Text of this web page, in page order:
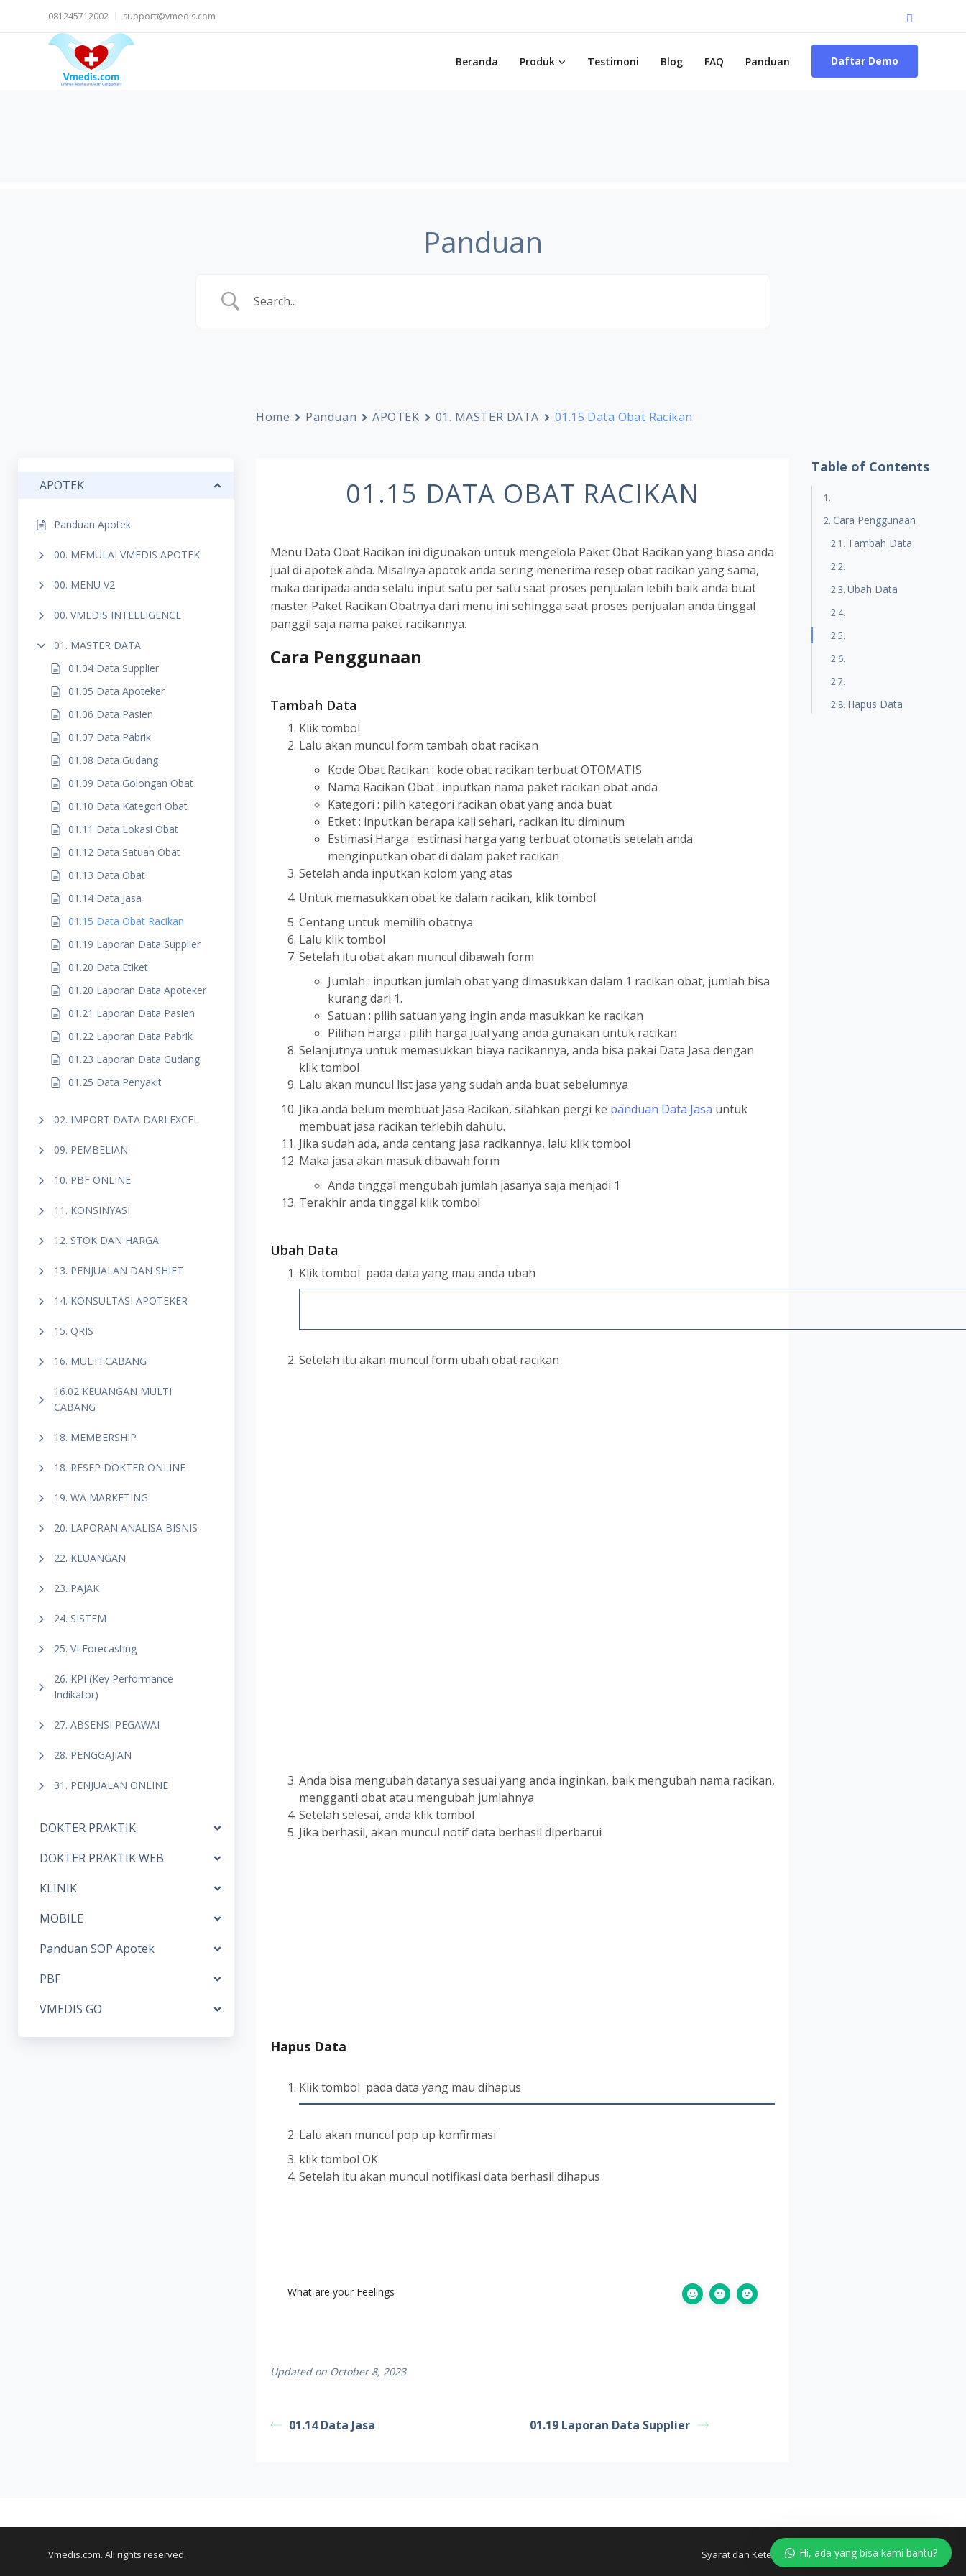
081245712002 support@vmedis.com
Beranda Produk Testimoni Blog FAQ Panduan Daftar Demo
Panduan
APOTEK
Panduan Apotek
00. MEMULAI VMEDIS APOTEK
00. MENU V2
00. VMEDIS INTELLIGENCE
01. MASTER DATA
01.04 Data Supplier
01.05 Data Apoteker
01.06 Data Pasien
01.07 Data Pabrik
01.08 Data Gudang
01.09 Data Golongan Obat
01.10 Data Kategori Obat
01.11 Data Lokasi Obat
01.12 Data Satuan Obat
01.13 Data Obat
01.14 Data Jasa
01.15 Data Obat Racikan
01.19 Laporan Data Supplier
01.20 Data Etiket
01.20 Laporan Data Apoteker
01.21 Laporan Data Pasien
01.22 Laporan Data Pabrik
01.23 Laporan Data Gudang
01.25 Data Penyakit
02. IMPORT DATA DARI EXCEL
09. PEMBELIAN
10. PBF ONLINE
11. KONSINYASI
12. STOK DAN HARGA
13. PENJUALAN DAN SHIFT
14. KONSULTASI APOTEKER
15. QRIS
16. MULTI CABANG
16.02 KEUANGAN MULTI
CABANG
18. MEMBERSHIP
18. RESEP DOKTER ONLINE
19. WA MARKETING
20. LAPORAN ANALISA BISNIS
22. KEUANGAN
23. PAJAK
24. SISTEM
25. VI Forecasting
26. KPI (Key Performance
Indikator)
27. ABSENSI PEGAWAI
28. PENGGAJIAN
31. PENJUALAN ONLINE
DOKTER PRAKTIK
DOKTER PRAKTIK WEB
KLINIK
MOBILE
Panduan SOP Apotek
PBF
VMEDIS GO
Home Panduan APOTEK 01. MASTER DATA 01.15 Data Obat Racikan
01.15 DATA OBAT RACIKAN
Menu Data Obat Racikan ini digunakan untuk mengelola Paket Obat Racikan yang biasa anda
jual di apotek anda. Misalnya apotek anda sering menerima resep obat racikan yang sama,
maka daripada anda selalu input satu per satu saat proses penjualan lebih baik anda buat
master Paket Racikan Obatnya dari menu ini sehingga saat proses penjualan anda tinggal
panggil saja nama paket racikannya.
Cara Penggunaan
Tambah Data
Klik tombol
Lalu akan muncul form tambah obat racikan
Kode Obat Racikan : kode obat racikan terbuat OTOMATIS
Nama Racikan Obat : inputkan nama paket racikan obat anda
Kategori : pilih kategori racikan obat yang anda buat
Etket : inputkan berapa kali sehari, racikan itu diminum
Estimasi Harga : estimasi harga yang terbuat otomatis setelah anda
menginputkan obat di dalam paket racikan
Setelah anda inputkan kolom yang atas
Untuk memasukkan obat ke dalam racikan, klik tombol
Centang untuk memilih obatnya
Lalu klik tombol
Setelah itu obat akan muncul dibawah form
Jumlah : inputkan jumlah obat yang dimasukkan dalam 1 racikan obat, jumlah bisa
kurang dari 1.
Satuan : pilih satuan yang ingin anda masukkan ke racikan
Pilihan Harga : pilih harga jual yang anda gunakan untuk racikan
Selanjutnya untuk memasukkan biaya racikannya, anda bisa pakai Data Jasa dengan
klik tombol
Lalu akan muncul list jasa yang sudah anda buat sebelumnya
Jika anda belum membuat Jasa Racikan, silahkan pergi ke panduan Data Jasa untuk
membuat jasa racikan terlebih dahulu.
Jika sudah ada, anda centang jasa racikannya, lalu klik tombol
Maka jasa akan masuk dibawah form
Anda tinggal mengubah jumlah jasanya saja menjadi 1
Terakhir anda tinggal klik tombol
Ubah Data
Klik tombol pada data yang mau anda ubah
Setelah itu akan muncul form ubah obat racikan
Anda bisa mengubah datanya sesuai yang anda inginkan, baik mengubah nama racikan,
mengganti obat atau mengubah jumlahnya
Setelah selesai, anda klik tombol
Jika berhasil, akan muncul notif data berhasil diperbarui
Hapus Data
Klik tombol pada data yang mau dihapus
Lalu akan muncul pop up konfirmasi
klik tombol OK
Setelah itu akan muncul notifikasi data berhasil dihapus
What are your Feelings
Updated on October 8, 2023
01.14 Data Jasa 01.19 Laporan Data Supplier
Table of Contents
Cara Penggunaan
Tambah Data
Ubah Data
Hapus Data
Vmedis.com. All rights reserved. Syarat dan Ketentuan Kebijakan Privasi FAQ
Hi, ada yang bisa kami bantu?